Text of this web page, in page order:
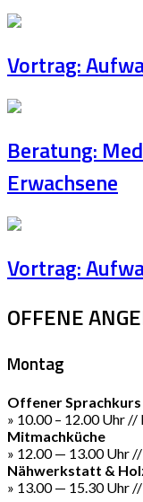
Vortrag:
Beratung:
Erwachsene
Vortrag:
OFFENE
Montag
Offener Sprachkurs
» 10.00 – 12.00 Uhr
Mitmachküche
» 12.00 — 13.00 Uhr
Nähwerkstatt &
» 13.00 — 15.30 Uhr